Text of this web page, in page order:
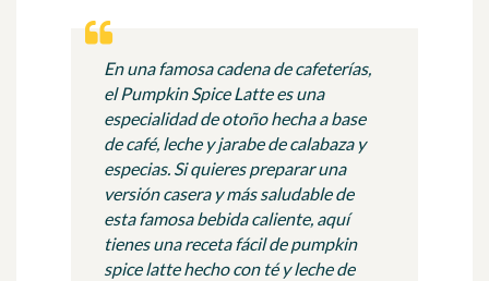
En una famosa cadena de cafeterías,
el Pumpkin Spice Latte es una
especialidad de otoño hecha a base
de café, leche y jarabe de calabaza y
especias. Si quieres preparar una
versión casera y más saludable de
esta famosa bebida caliente, aquí
tienes una receta fácil de pumpkin
spice latte hecho con té y leche de